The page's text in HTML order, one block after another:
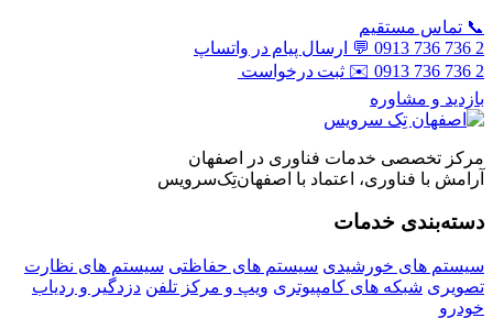
📞 تماس مستقیم
2 736 736 0913
💬 ارسال پیام در واتساپ
2 736 736 0913
✉️ ثبت درخواست
بازدید و مشاوره
مرکز تخصصی خدمات فناوری در اصفهان
آرامش با فناوری، اعتماد با اصفهان‌تِک‌سرویس
دسته‌بندی خدمات
سیستم های خورشیدی سیستم های حفاظتی سیستم های نظارت
تصویری شبکه های کامپیوتری ویپ و مرکز تلفن دزدگیر و ردیاب
خودرو